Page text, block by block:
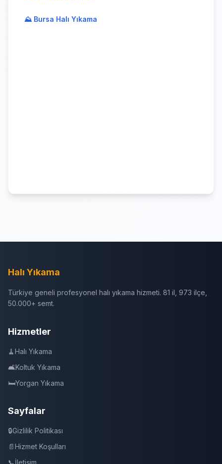
⛰️ Bursa Halı Yıkama
Halı Yıkama
Türkiye geneli profesyonel halı yıkama hizmeti. 81 il, 973 ilçe,
50.000+ semt.
Hizmetler
🧹Halı Yıkama
🛋️Koltuk Yıkama
🛏️Yorgan Yıkama
Sayfalar
🔒Gizlilik Politikası
📄Hizmet Koşulları
📞İletişim